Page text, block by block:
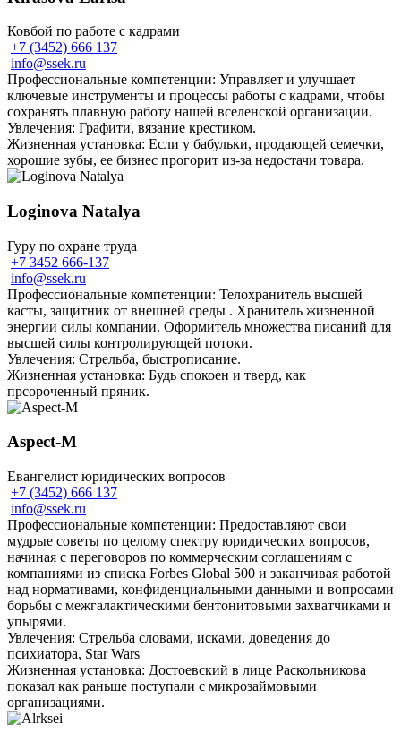
Ковбой по работе с кадрами
+7 (3452) 666 137
info@ssek.ru
Профессиональные компетенции: Управляет и улучшает
ключевые инструменты и процессы работы с кадрами, чтобы
сохранять плавную работу нашей вселенской организации.
Увлечения: Графити, вязание крестиком.
Жизненная установка: Если у бабульки, продающей семечки,
хорошие зубы, ее бизнес прогорит из-за недостачи товара.
Loginova Natalya
Гуру по охране труда
+7 3452 666-137
info@ssek.ru
Профессиональные компетенции: Телохранитель высшей
касты, защитник от внешней среды . Хранитель жизненной
энергии силы компании. Оформитель множества писаний для
высшей силы контролирующей потоки.
Увлечения: Стрельба, быстрописание.
Жизненная установка: Будь спокоен и тверд, как
прсороченный пряник.
Aspeсt-M
Евангелист юридических вопросов
+7 (3452) 666 137
info@ssek.ru
Профессиональные компетенции: Предоставляют свои
мудрые советы по целому спектру юридических вопросов,
начиная с переговоров по коммерческим соглашениям с
компаниями из списка Forbes Global 500 и заканчивая работой
над нормативами, конфиденциальными данными и вопросами
борьбы с межгалактическими бентонитовыми захватчиками и
упырями.
Увлечения: Стрельба словами, исками, доведения до
психиатора, Star Wars
Жизненная установка: Достоевский в лице Раскольникова
показал как раньше поступали с микрозаймовыми
организациями.